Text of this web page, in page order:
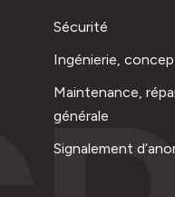
Sécurité
Ingénierie,
Maintenance,
générale
Signalement